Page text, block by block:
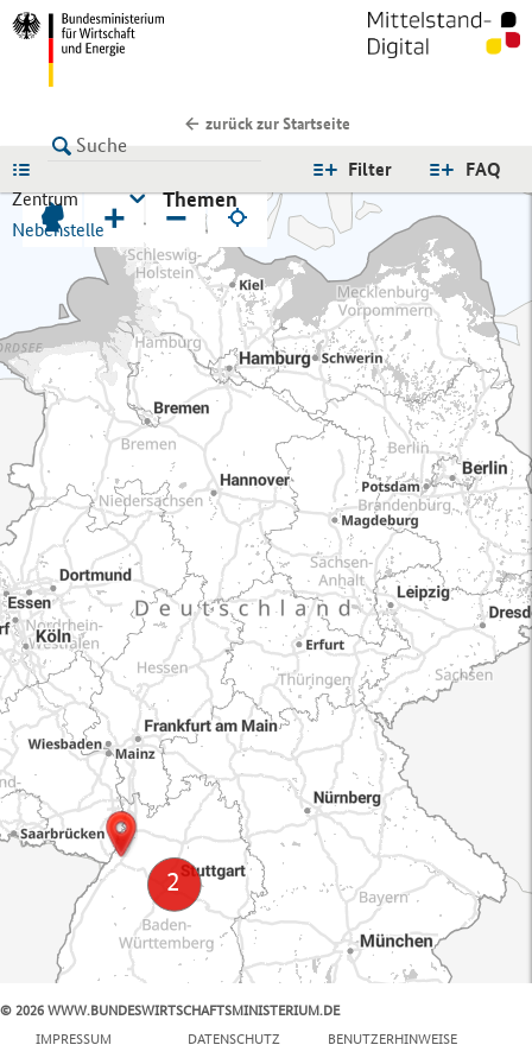
zurück zur Startseite
FAQ
Filter
Zentrum
Nebenstelle
Themen
+ −
© 2026 WWW.BUNDESWIRTSCHAFTSMINISTERIUM.DE
IMPRESSUM
DATENSCHUTZ BENUTZERHINWEISE